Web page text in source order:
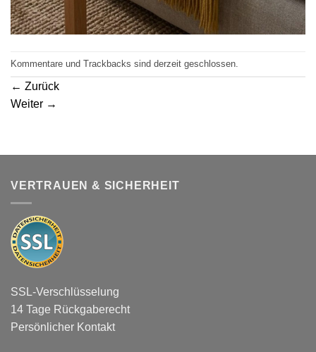
Kommentare und Trackbacks sind derzeit geschlossen.
← Zurück
Weiter →
VERTRAUEN & SICHERHEIT
SSL-Verschlüsselung
14 Tage Rückgaberecht
Persönlicher Kontakt